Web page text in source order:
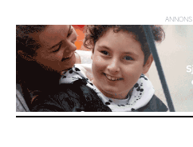
ANNONS